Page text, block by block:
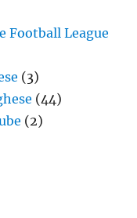
Football League
(3)
(44)
(2)